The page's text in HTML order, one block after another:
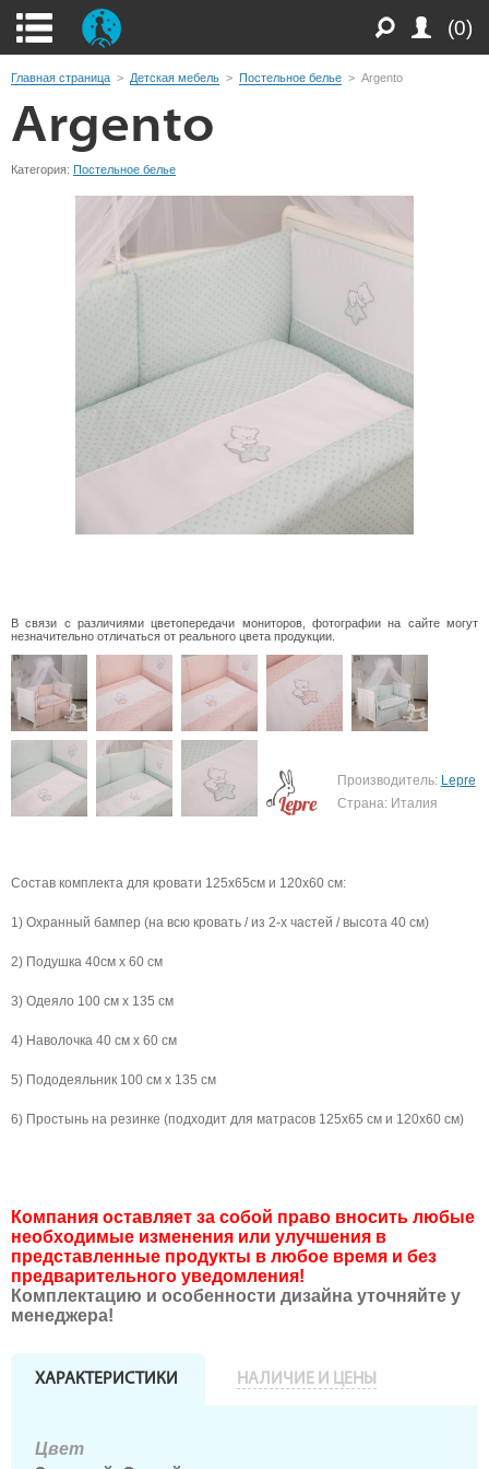
(0)
Главная страница > Детская мебель > Постельное белье > Argento
Argento
Категория: Постельное белье
В связи с различиями цветопередачи мониторов, фотографии на сайте могут
незначительно отличаться от реального цвета продукции.
Производитель: Lepre
Страна: Италия
Состав комплекта для кровати 125х65см и 120х60 см:
1) Охранный бампер (на всю кровать / из 2-х частей / высота 40 см)
2) Подушка 40см х 60 см
3) Одеяло 100 см х 135 см
4) Наволочка 40 см х 60 см
5) Пододеяльник 100 см х 135 см
6) Простынь на резинке (подходит для матрасов 125х65 см и 120х60 см)
Компания оставляет за собой право вносить любые
необходимые изменения или улучшения в
представленные продукты в любое время и без
предварительного уведомления!
Комплектацию и особенности дизайна уточняйте у
менеджера!
ХАРАКТЕРИСТИКИ НАЛИЧИЕ И ЦЕНЫ
Цвет